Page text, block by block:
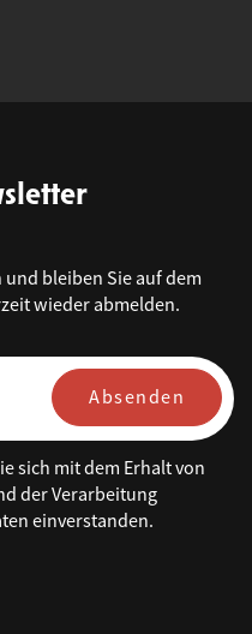
und bleiben Sie auf dem
wieder abmelden.
Absenden
sich mit dem Erhalt von
der Verarbeitung
einverstanden.